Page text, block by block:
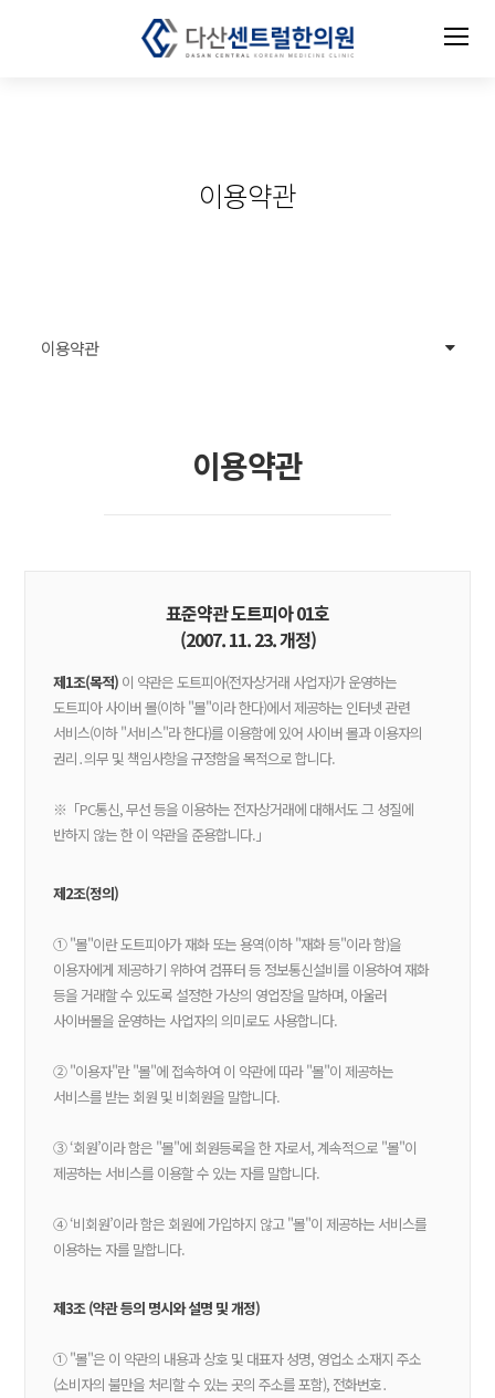
이용약관
이용약관
이용약관
표준약관 도트피아 01호
(2007. 11. 23. 개정)
제1조(목적) 이 약관은 도트피아(전자상거래 사업자)가 운영하는
도트피아 사이버 몰(이하 "몰"이라 한다)에서 제공하는 인터넷 관련
서비스(이하 "서비스"라 한다)를 이용함에 있어 사이버 몰과 이용자의
권리․의무 및 책임사항을 규정함을 목적으로 합니다.
※「PC통신, 무선 등을 이용하는 전자상거래에 대해서도 그 성질에
반하지 않는 한 이 약관을 준용합니다.」
제2조(정의)
① "몰"이란 도트피아가 재화 또는 용역(이하 "재화 등"이라 함)을
이용자에게 제공하기 위하여 컴퓨터 등 정보통신설비를 이용하여 재화
등을 거래할 수 있도록 설정한 가상의 영업장을 말하며, 아울러
사이버몰을 운영하는 사업자의 의미로도 사용합니다.
② "이용자"란 "몰"에 접속하여 이 약관에 따라 "몰"이 제공하는
서비스를 받는 회원 및 비회원을 말합니다.
③ ‘회원’이라 함은 "몰"에 회원등록을 한 자로서, 계속적으로 "몰"이
제공하는 서비스를 이용할 수 있는 자를 말합니다.
④ ‘비회원’이라 함은 회원에 가입하지 않고 "몰"이 제공하는 서비스를
이용하는 자를 말합니다.
제3조 (약관 등의 명시와 설명 및 개정)
① "몰"은 이 약관의 내용과 상호 및 대표자 성명, 영업소 소재지 주소
(소비자의 불만을 처리할 수 있는 곳의 주소를 포함), 전화번호․